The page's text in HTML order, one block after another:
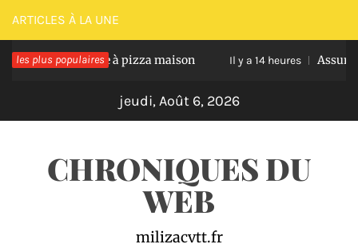
Passer
au
contenu
ARTICLES À LA UNE
les plus populaires
une pâte à pizza maison Il y a 14 heures Assurance auto
jeudi, Août 6, 2026
CHRONIQUES DU
WEB
milizacvtt.fr